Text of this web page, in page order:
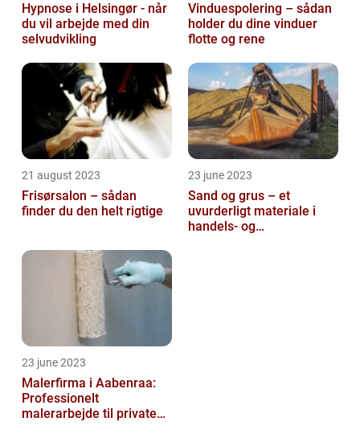
Hypnose i Helsingør - når
du vil arbejde med din
selvudvikling
Vinduespolering – sådan
holder du dine vinduer
flotte og rene
21 august 2023
Frisørsalon – sådan
finder du den helt rigtige
23 june 2023
Sand og grus – et
uvurderligt materiale i
handels- og
23 june 2023
Malerfirma i Aabenraa:
Professionelt
malerarbejde til private